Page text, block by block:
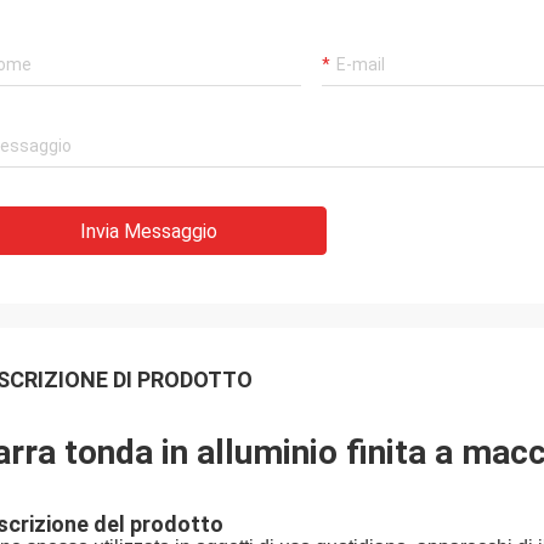
Invia Messaggio
DI PRODOTTO
tonda in alluminio finita a
del prodotto